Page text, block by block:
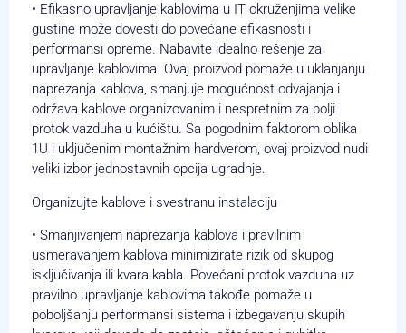
• Efikasno upravljanje kablovima u IT okruženjima velike
gustine može dovesti do povećane efikasnosti i
performansi opreme. Nabavite idealno rešenje za
upravljanje kablovima. Ovaj proizvod pomaže u uklanjanju
naprezanja kablova, smanjuje mogućnost odvajanja i
održava kablove organizovanim i nespretnim za bolji
protok vazduha u kućištu. Sa pogodnim faktorom oblika
1U i uključenim montažnim hardverom, ovaj proizvod nudi
veliki izbor jednostavnih opcija ugradnje.
Organizujte kablove i svestranu instalaciju
• Smanjivanjem naprezanja kablova i pravilnim
usmeravanjem kablova minimizirate rizik od skupog
isključivanja ili kvara kabla. Povećani protok vazduha uz
pravilno upravljanje kablovima takođe pomaže u
poboljšanju performansi sistema i izbegavanju skupih